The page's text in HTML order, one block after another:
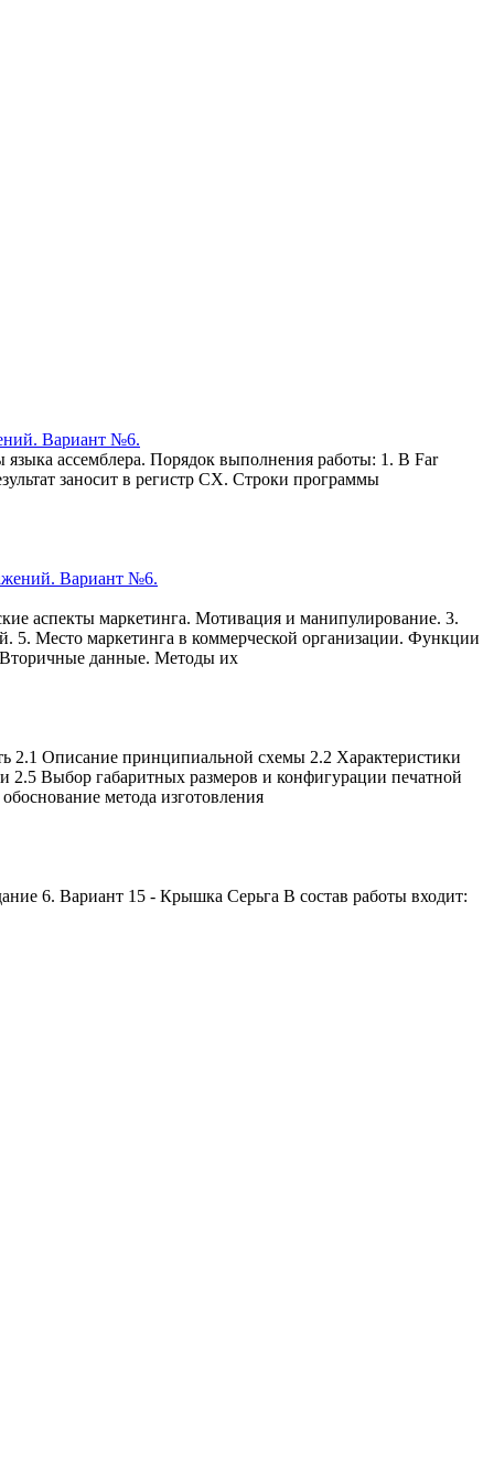
Вариант №6.
ассемблера. Порядок выполнения работы: 1. В Far
заносит в регистр CХ. Строки программы
аспекты маркетинга. Мотивация и манипулирование. 3.
5. Место маркетинга в коммерческой организации. Функции
Вторичные данные. Методы их
2.1 Описание принципиальной схемы 2.2 Характеристики
Выбор габаритных размеров и конфигурации печатной
метода изготовления
6. Вариант 15 - Крышка Серьга В состав работы входит: